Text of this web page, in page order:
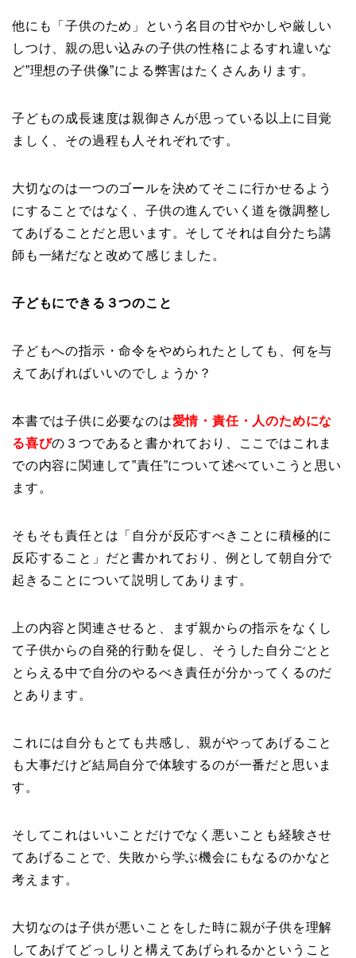
他にも「子供のため」という名目の甘やかしや厳しい
しつけ、親の思い込みの子供の性格によるすれ違いな
ど”理想の子供像”による弊害はたくさんあります。
子どもの成長速度は親御さんが思っている以上に目覚
ましく、その過程も人それぞれです。
大切なのは一つのゴールを決めてそこに行かせるよう
にすることではなく、子供の進んでいく道を微調整し
てあげることだと思います。そしてそれは自分たち講
師も一緒だなと改めて感じました。
子どもにできる３つのこと
子どもへの指示・命令をやめられたとしても、何を与
えてあげればいいのでしょうか？
本書では子供に必要なのは愛情・責任・人のためにな
る喜びの３つであると書かれており、ここではこれま
での内容に関連して”責任”について述べていこうと思い
ます。
そもそも責任とは「自分が反応すべきことに積極的に
反応すること」だと書かれており、例として朝自分で
起きることについて説明してあります。
上の内容と関連させると、まず親からの指示をなくし
て子供からの自発的行動を促し、そうした自分ごとと
とらえる中で自分のやるべき責任が分かってくるのだ
とあります。
これには自分もとても共感し、親がやってあげること
も大事だけど結局自分で体験するのが一番だと思いま
す。
そしてこれはいいことだけでなく悪いことも経験させ
てあげることで、失敗から学ぶ機会にもなるのかなと
考えます。
大切なのは子供が悪いことをした時に親が子供を理解
してあげてどっしりと構えてあげられるかということ